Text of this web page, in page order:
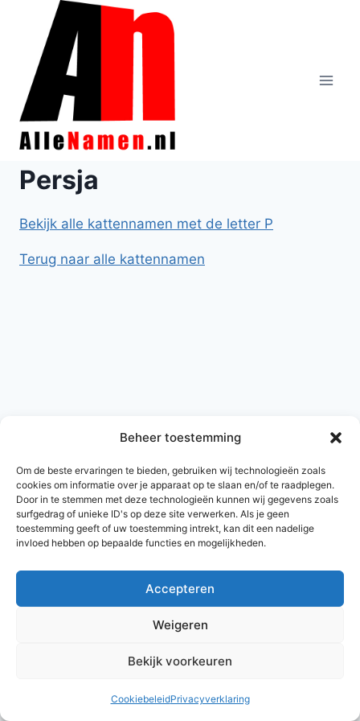
Beheer toestemming
Om de beste ervaringen te bieden, gebruiken wij technologieën zoals
cookies om informatie over je apparaat op te slaan en/of te raadplegen.
Door in te stemmen met deze technologieën kunnen wij gegevens zoals
surfgedrag of unieke ID's op deze site verwerken. Als je geen
toestemming geeft of uw toestemming intrekt, kan dit een nadelige
invloed hebben op bepaalde functies en mogelijkheden.
Accepteren
Weigeren
Bekijk voorkeuren
CookiebeleidPrivacyverklaring
Doorgaan
inhoud
Persja
Bekijk alle kattennamen met de letter P
Terug naar alle kattennamen
© 2026 AlleNamen.nl